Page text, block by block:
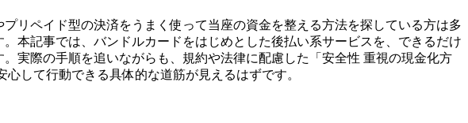
リペイド型の決済をうまく使って当座の資金を整える方法を探している方は多
本記事では、バンドルカードをはじめとした後払い系サービスを、できるだけ
実際の手順を追いながらも、規約や法律に配慮した「安全性 重視の現金化方
して行動できる具体的な道筋が見えるはずです。